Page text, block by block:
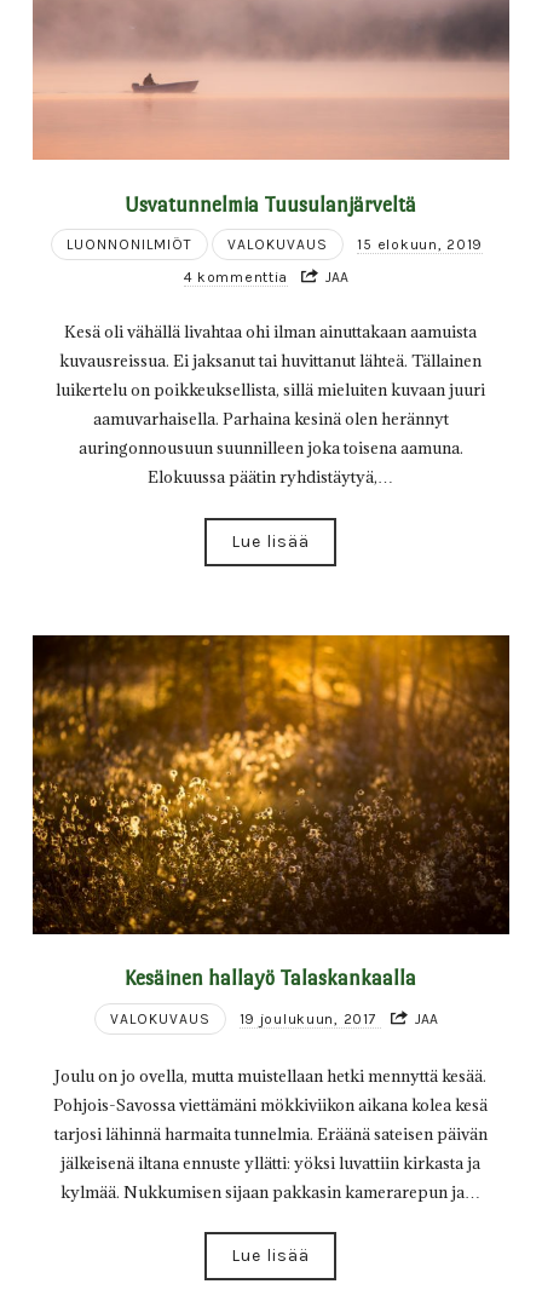
Usvatunnelmia Tuusulanjärveltä
LUONNONILMIÖT VALOKUVAUS
15 elokuun, 2019
4 kommenttia
JAA
Kesä oli vähällä livahtaa ohi ilman ainuttakaan aamuista
kuvausreissua. Ei jaksanut tai huvittanut lähteä. Tällainen
luikertelu on poikkeuksellista, sillä mieluiten kuvaan juuri
aamuvarhaisella. Parhaina kesinä olen herännyt
auringonnousuun suunnilleen joka toisena aamuna.
Elokuussa päätin ryhdistäytyä,…
Lue lisää
Kesäinen hallayö Talaskankaalla
VALOKUVAUS 19 joulukuun, 2017 JAA
Joulu on jo ovella, mutta muistellaan hetki mennyttä kesää.
Pohjois-Savossa viettämäni mökkiviikon aikana kolea kesä
tarjosi lähinnä harmaita tunnelmia. Eräänä sateisen päivän
jälkeisenä iltana ennuste yllätti: yöksi luvattiin kirkasta ja
kylmää. Nukkumisen sijaan pakkasin kamerarepun ja…
Lue lisää